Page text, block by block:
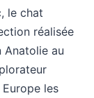
le chat
réalisée
Anatolie au
Europe les